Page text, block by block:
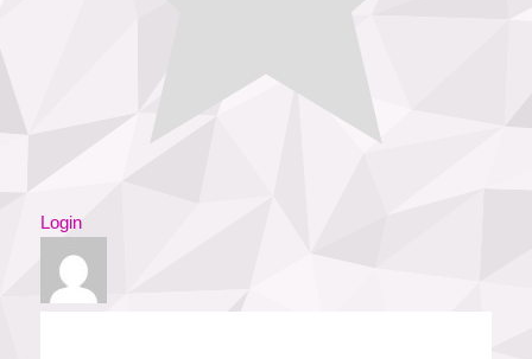
Login